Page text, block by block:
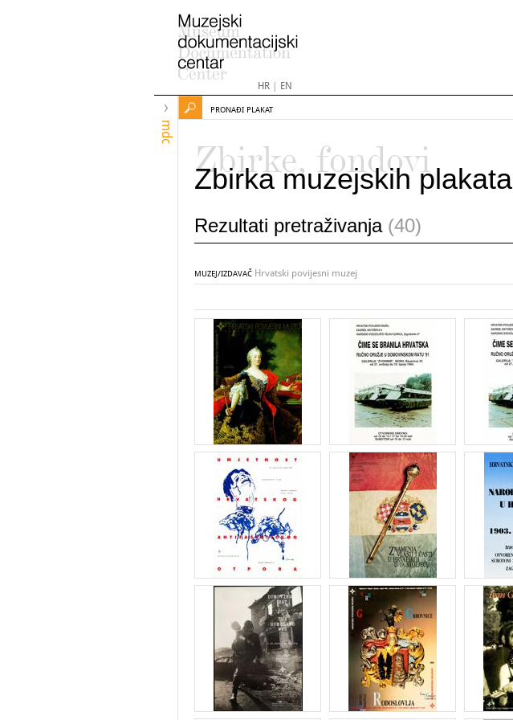
HR| EN
mdc
PRONAĐI PLAKAT
Zbirke, fondovi
Zbirka muzejskih plakata
Rezultati pretraživanja (40)
MUZEJ/IZDAVAČ Hrvatski povijesni muzej